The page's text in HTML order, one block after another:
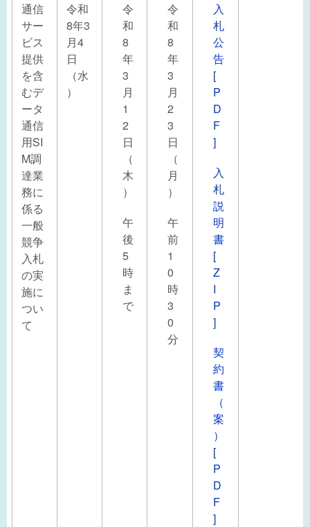
通信
サー
ビス
提供
を含
むデ
ータ
通信
用SI
M調
達業
務に
係る
一般
競争
入札
の実
施に
つい
て
令和
8年3
月4
日
（水
）
令
和
8
年
3
月
1
2
日
（
木
）
午
後
5
時
ま
で
令
和
8
年
3
月
2
3
日
（
月
）
午
前
1
0
時
3
0
分
入
札
公
告
[
P
D
F
]
入
札
説
明
書
[
Z
I
P
]
契
約
書
（
案
）
[
P
D
F
]